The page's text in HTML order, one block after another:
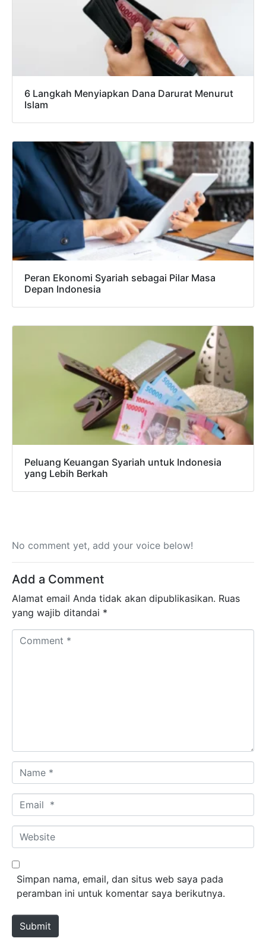
6 Langkah Menyiapkan Dana Darurat Menurut
Islam
Peran Ekonomi Syariah sebagai Pilar Masa
Depan Indonesia
Peluang Keuangan Syariah untuk Indonesia
yang Lebih Berkah
No comment yet, add your voice below!
Add a Comment
Alamat email Anda tidak akan dipublikasikan. Ruas
yang wajib ditandai *
Comment *
Name *
Email *
Website
Simpan nama, email, dan situs web saya pada
peramban ini untuk komentar saya berikutnya.
Submit